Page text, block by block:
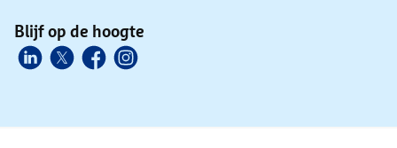
Blijf op de hoogte